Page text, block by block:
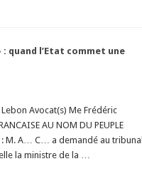
quand l’Etat commet une
Avocat(s) Me Frédéric
AU NOM DU PEUPLE
: M. A… C… a demandé au tribunal
la ministre de la …